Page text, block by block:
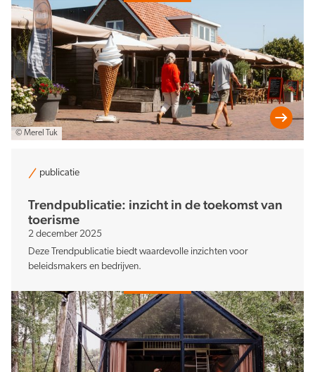
© Merel Tuk
publicatie
Trendpublicatie: inzicht in de toekomst van
toerisme
2 december 2025
Deze Trendpublicatie biedt waardevolle inzichten voor
beleidsmakers en bedrijven.